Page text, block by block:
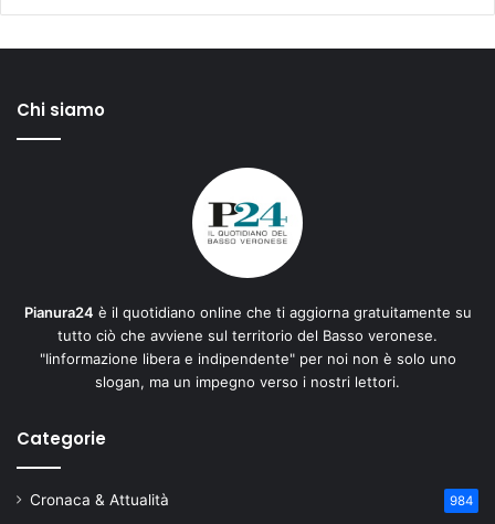
Chi siamo
Pianura24 è il quotidiano online che ti aggiorna gratuitamente su
tutto ciò che avviene sul territorio del Basso veronese.
"Iinformazione libera e indipendente" per noi non è solo uno
slogan, ma un impegno verso i nostri lettori.
Categorie
Cronaca & Attualità 984